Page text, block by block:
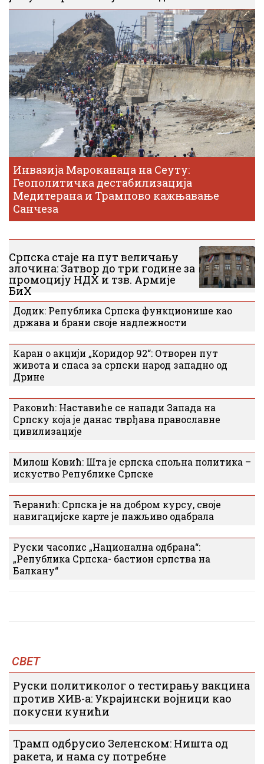
Инвазија Мароканаца на Сеуту:
Геополитичка дестабилизација
Медитерана и Трампово кажњавање
Санчеза
Српска стаје на пут величању
злочина: Затвор до три године за
промоцију НДХ и тзв. Армије
БиХ
Додик: Република Српска функционише као
држава и брани своје надлежности
Каран о акцији „Коридор 92“: Отворен пут
живота и спаса за српски народ западно од
Дрине
Раковић: Наставиће се напади Запада на
Српску која је данас тврђава православне
цивилизације
Милош Ковић: Шта је српска спољна политика –
искуство Републике Српске
Ћеранић: Српска је на добром курсу, своје
навигацијске карте је пажљиво одабрала
Руски часопис „Национална одбрана“:
„Република Српска- бастион српства на
Балкану“
СВЕТ
Руски политиколог о тестирању вакцина
против ХИВ-а: Украјински војници као
покусни кунићи
Трамп одбрусио Зеленском: Ништа од
ракета, и нама су потребне